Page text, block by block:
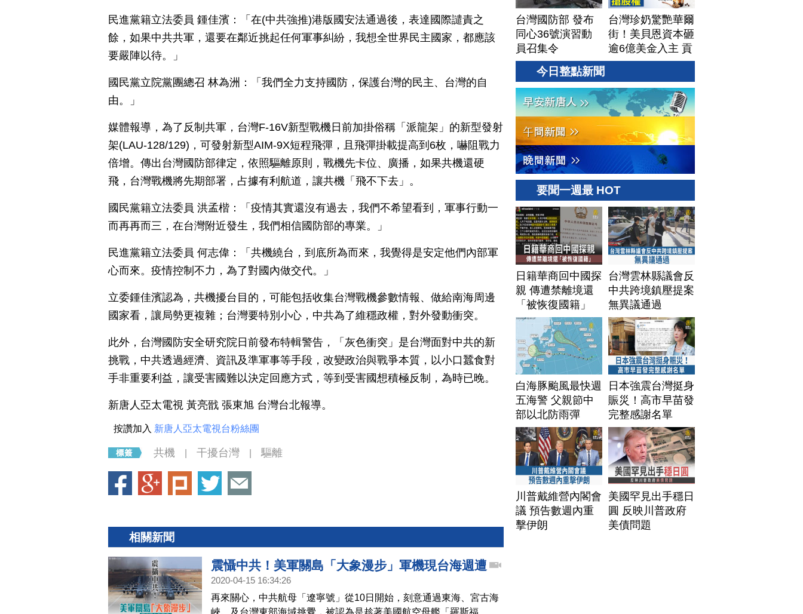
民進黨籍立法委員 鍾佳濱：「在(中共強推)港版國安法通過後，表達國際譴責之
餘，如果中共共軍，還要在鄰近挑起任何軍事糾紛，我想全世界民主國家，都應該
要嚴陣以待。」
國民黨立院黨團總召 林為洲：「我們全力支持國防，保護台灣的民主、台灣的自
由。」
媒體報導，為了反制共軍，台灣F-16V新型戰機日前加掛俗稱「派龍架」的新型發射
架(LAU-128/129)，可發射新型AIM-9X短程飛彈，且飛彈掛載提高到6枚，嚇阻戰力
倍增。傳出台灣國防部律定，依照驅離原則，戰機先卡位、廣播，如果共機還硬
飛，台灣戰機將先期部署，占據有利航道，讓共機「飛不下去」。
國民黨籍立法委員 洪孟楷：「疫情其實還沒有過去，我們不希望看到，軍事行動一
而再再而三，在台灣附近發生，我們相信國防部的專業。」
民進黨籍立法委員 何志偉：「共機繞台，到底所為而來，我覺得是安定他們內部軍
心而來。疫情控制不力，為了對國內做交代。」
立委鍾佳濱認為，共機擾台目的，可能包括收集台灣戰機參數情報、做給南海周邊
國家看，讓局勢更複雜；台灣要特別小心，中共為了維穩政權，對外發動衝突。
此外，台灣國防安全研究院日前發布特輯警告，「灰色衝突」是台灣面對中共的新
挑戰，中共透過經濟、資訊及準軍事等手段，改變政治與戰爭本質，以小口蠶食對
手非重要利益，讓受害國難以決定回應方式，等到受害國想積極反制，為時已晚。
新唐人亞太電視 黃亮戩 張東旭 台灣台北報導。
按讚加入 新唐人亞太電視台粉絲團
共機 干擾台灣 驅離
相關新聞
震懾中共！美軍關島「大象漫步」軍機現台海週遭
2020-04-15 16:34:26
再來關心，中共航母「遼寧號」從10日開始，刻意通過東海、宮古海
台灣國防部 發布
同心36號演習動
員召集令
台灣珍奶驚艷華爾
街！美貝恩資本砸
逾6億美金入主 貢
茶拓國際版圖加速
聞｜
20260806(四)
今日整點新聞
要聞一週最 HOT
日籍華商回中國探
親 傳遭禁離境還
「被恢復國籍」
台灣雲林縣議會反
中共跨境鎮壓提案
無異議通過
白海豚颱風最快週
五海警 父親節中
部以北防雨彈
日本強震台灣挺身
賑災！高市早苗發
完整感謝名單
川普戴維營內閣會
議 預告數週內重
擊伊朗
美國罕見出手穩日
圓 反映川普政府
美債問題